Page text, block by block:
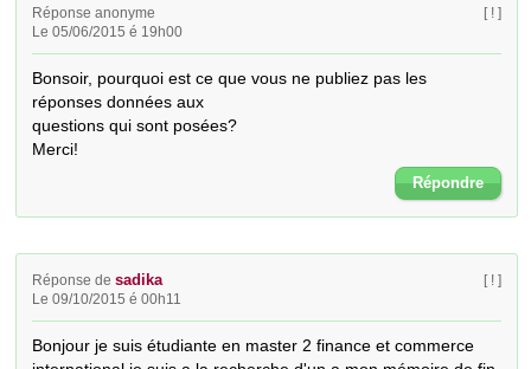
Réponse anonyme
Le 05/06/2015 é 19h00
[ ! ]
Bonsoir, pourquoi est ce que vous ne publiez pas les
réponses données aux
questions qui sont posées?
Merci!
Répondre
Réponse desadika
Le 09/10/2015 é 00h11
[ ! ]
Bonjour je suis étudiante en master 2 finance et commerce